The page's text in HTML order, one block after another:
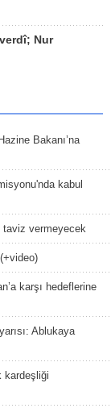
Nur
Bakanı’na
kabul
taviz vermeyecek
karşı hedeflerine
Ablukaya
kardeşliği